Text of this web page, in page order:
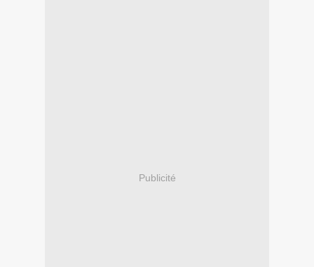
Publicité